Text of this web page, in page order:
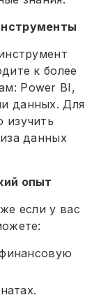
к более
Power BI,
данных. Для
изучить
данных
опыт
если у вас